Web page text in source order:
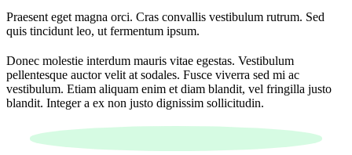
Praesent eget magna orci. Cras convallis vestibulum rutrum. Sed
quis tincidunt leo, ut fermentum ipsum.
Donec molestie interdum mauris vitae egestas. Vestibulum
pellentesque auctor velit at sodales. Fusce viverra sed mi ac
vestibulum. Etiam aliquam enim et diam blandit, vel fringilla justo
blandit. Integer a ex non justo dignissim sollicitudin.